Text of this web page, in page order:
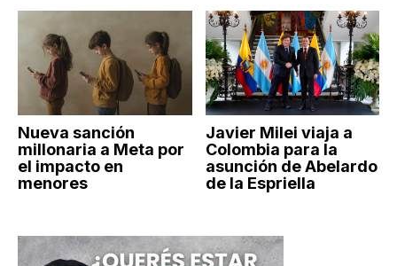
Nueva sanción
millonaria a Meta por
el impacto en
menores
Javier Milei viaja a
Colombia para la
asunción de Abelardo
de la Espriella